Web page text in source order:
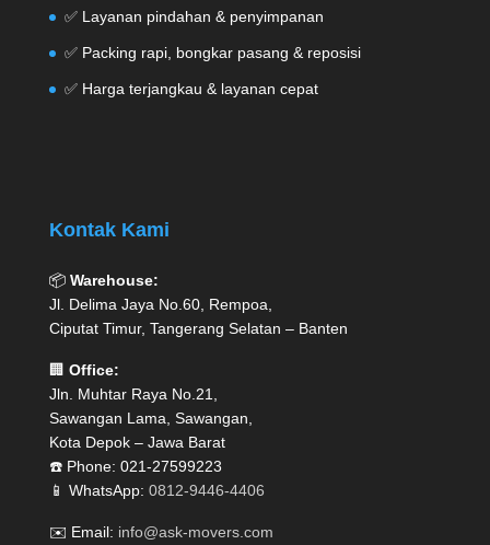
✅ Layanan pindahan & penyimpanan
✅ Packing rapi, bongkar pasang & reposisi
✅ Harga terjangkau & layanan cepat
Kontak Kami
📦 Warehouse:
Jl. Delima Jaya No.60, Rempoa,
Ciputat Timur, Tangerang Selatan – Banten
🏢 Office:
Jln. Muhtar Raya No.21,
Sawangan Lama, Sawangan,
Kota Depok – Jawa Barat
☎️ Phone: 021-27599223
📱 WhatsApp: 0812-9446-4406
✉️ Email: info@ask-movers.com